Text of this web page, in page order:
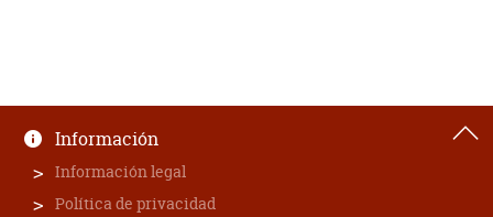
Información
Información legal
Política de privacidad